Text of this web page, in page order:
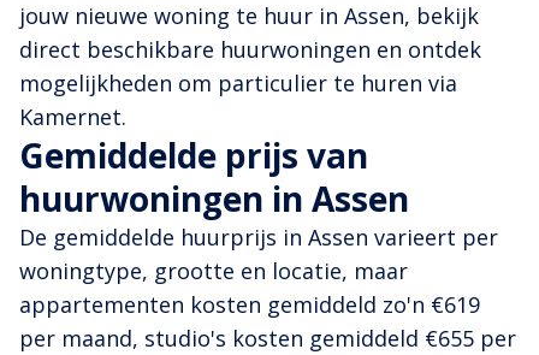
jouw nieuwe woning te huur in Assen, bekijk
direct beschikbare huurwoningen en ontdek
mogelijkheden om particulier te huren via
Kamernet.
Gemiddelde prijs van
huurwoningen in Assen
De gemiddelde huurprijs in Assen varieert per
woningtype, grootte en locatie, maar
appartementen kosten gemiddeld zo'n €619
per maand, studio's kosten gemiddeld €655 per